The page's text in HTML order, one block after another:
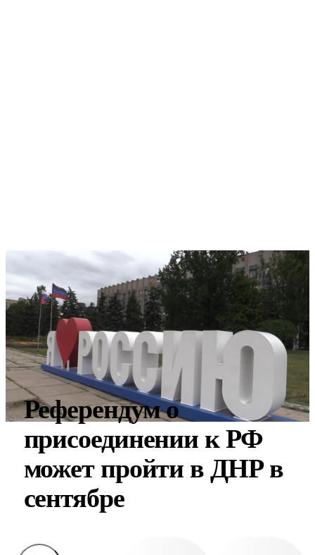
Референдум о
присоединении к РФ
может пройти в ДНР в
сентябре